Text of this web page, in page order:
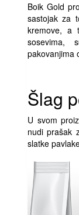
Boik Gold
sastojak za
kremove, a
sosevima,
pakovanjima
Šlag
U svom
nudi prašak
slatke